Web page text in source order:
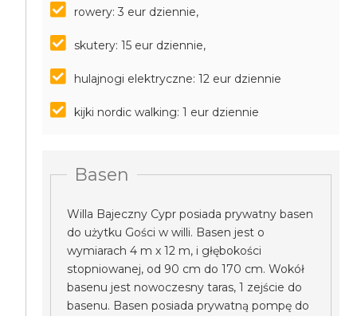
rowery: 3 eur dziennie,
skutery: 15 eur dziennie,
hulajnogi elektryczne: 12 eur dziennie
kijki nordic walking: 1 eur dziennie
Basen
Willa Bajeczny Cypr posiada prywatny basen
do użytku Gości w willi. Basen jest o
wymiarach 4 m x 12 m, i głębokości
stopniowanej, od 90 cm do 170 cm. Wokół
basenu jest nowoczesny taras, 1 zejście do
basenu. Basen posiada prywatną pompę do